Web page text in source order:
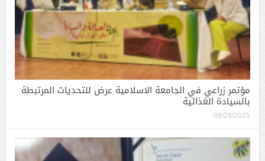
مؤتمر زراعي في الجامعة الاسلامية عرض للتحديات المرتبطة
بالسيادة الغذائية
09/28/2025